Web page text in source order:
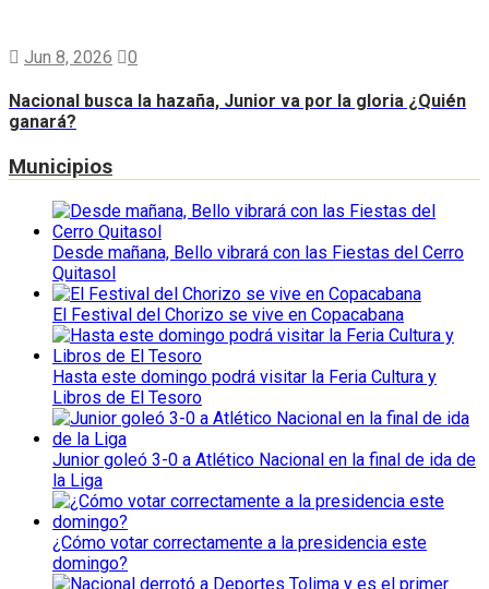
Jun 8, 2026 0
Nacional busca la hazaña, Junior va por la gloria ¿Quién
ganará?
Municipios
Desde mañana, Bello vibrará con las Fiestas del Cerro
Quitasol
El Festival del Chorizo se vive en Copacabana
Hasta este domingo podrá visitar la Feria Cultura y
Libros de El Tesoro
Junior goleó 3-0 a Atlético Nacional en la final de ida de
la Liga
¿Cómo votar correctamente a la presidencia este
domingo?